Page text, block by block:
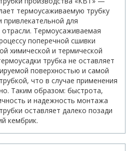
термоусаживаемую трубку
привлекательной для
отрасли. Термоусаживаемая
поперечной сшивки
химической и термической
трубка не оставляет
поверхностью и самой
что в случае применения
Таким образом: быстрота,
и надежность монтажа
оставляет далеко позади
кембрик.